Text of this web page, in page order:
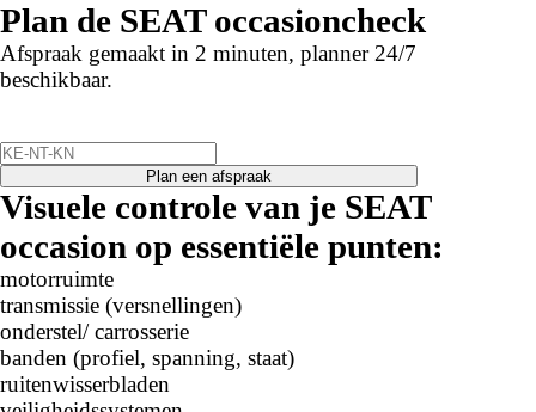
Plan de SEAT occasioncheck
Afspraak gemaakt in 2 minuten, planner 24/7
beschikbaar.
Plan een afspraak
Visuele controle van je SEAT
occasion op essentiële punten:
motorruimte
transmissie (versnellingen)
onderstel/ carrosserie
banden (profiel, spanning, staat)
ruitenwisserbladen